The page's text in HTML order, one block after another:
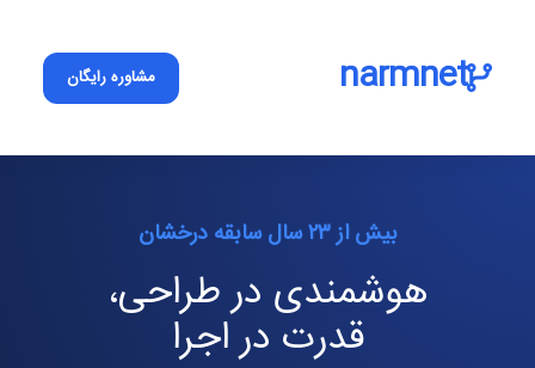
narmnet مشاوره رایگان
بیش از ۲۳ سال سابقه درخشان
هوشمندی در طراحی،
قدرت در اجرا